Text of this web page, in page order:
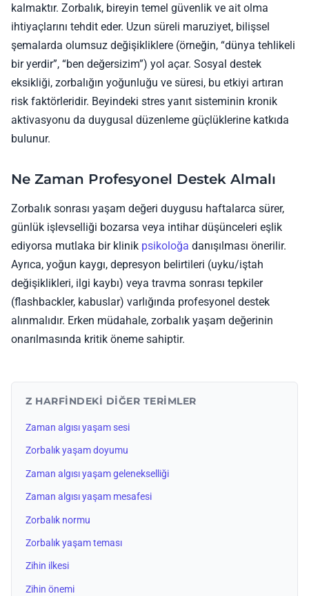
kalmaktır. Zorbalık, bireyin temel güvenlik ve ait olma
ihtiyaçlarını tehdit eder. Uzun süreli maruziyet, bilişsel
şemalarda olumsuz değişikliklere (örneğin, “dünya tehlikeli
bir yerdir”, “ben değersizim”) yol açar. Sosyal destek
eksikliği, zorbalığın yoğunluğu ve süresi, bu etkiyi artıran
risk faktörleridir. Beyindeki stres yanıt sisteminin kronik
aktivasyonu da duygusal düzenleme güçlüklerine katkıda
bulunur.
Ne Zaman Profesyonel Destek Almalı
Zorbalık sonrası yaşam değeri duygusu haftalarca sürer,
günlük işlevselliği bozarsa veya intihar düşünceleri eşlik
ediyorsa mutlaka bir klinik psikoloğa danışılması önerilir.
Ayrıca, yoğun kaygı, depresyon belirtileri (uyku/iştah
değişiklikleri, ilgi kaybı) veya travma sonrası tepkiler
(flashbackler, kabuslar) varlığında profesyonel destek
alınmalıdır. Erken müdahale, zorbalık yaşam değerinin
onarılmasında kritik öneme sahiptir.
Z HARFINDEKI DIĞER TERIMLER
Zaman algısı yaşam sesi
Zorbalık yaşam doyumu
Zaman algısı yaşam gelenekselliği
Zaman algısı yaşam mesafesi
Zorbalık normu
Zorbalık yaşam teması
Zihin ilkesi
Zihin önemi